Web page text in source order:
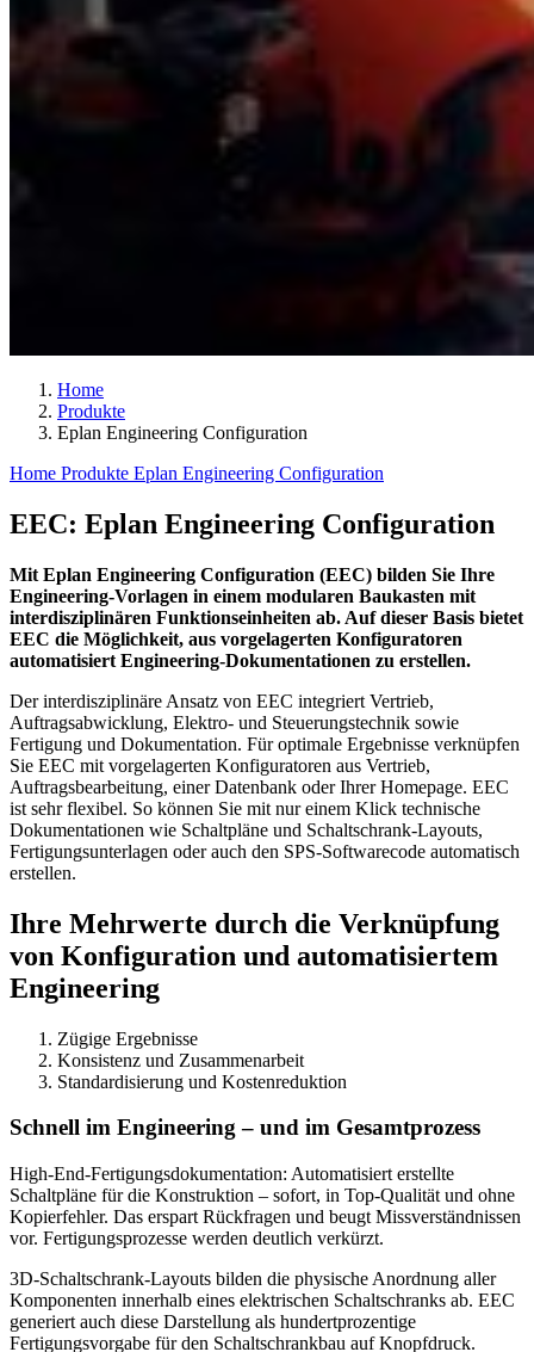
Home
Produkte
Eplan Engineering Configuration
Home Produkte Eplan Engineering Configuration
EEC: Eplan Engineering Configuration
Mit Eplan Engineering Configuration (EEC) bilden Sie Ihre
Engineering-Vorlagen in einem modularen Baukasten mit
interdisziplinären Funktionseinheiten ab. Auf dieser Basis bietet
EEC die Möglichkeit, aus vorgelagerten Konfiguratoren
automatisiert Engineering-Dokumentationen zu erstellen.
Der interdisziplinäre Ansatz von EEC integriert Vertrieb,
Auftragsabwicklung, Elektro- und Steuerungstechnik sowie
Fertigung und Dokumentation. Für optimale Ergebnisse verknüpfen
Sie EEC mit vorgelagerten Konfiguratoren aus Vertrieb,
Auftragsbearbeitung, einer Datenbank oder Ihrer Homepage. EEC
ist sehr flexibel. So können Sie mit nur einem Klick technische
Dokumentationen wie Schaltpläne und Schaltschrank-Layouts,
Fertigungsunterlagen oder auch den SPS-Softwarecode automatisch
erstellen.
Ihre Mehrwerte durch die Verknüpfung
von Konfiguration und automatisiertem
Engineering
Zügige Ergebnisse
Konsistenz und Zusammenarbeit
Standardisierung und Kostenreduktion
Schnell im Engineering – und im Gesamtprozess
High-End-Fertigungsdokumentation: Automatisiert erstellte
Schaltpläne für die Konstruktion – sofort, in Top-Qualität und ohne
Kopierfehler. Das erspart Rückfragen und beugt Missverständnissen
vor. Fertigungsprozesse werden deutlich verkürzt.
3D-Schaltschrank-Layouts bilden die physische Anordnung aller
Komponenten innerhalb eines elektrischen Schaltschranks ab. EEC
generiert auch diese Darstellung als hundertprozentige
Fertigungsvorgabe für den Schaltschrankbau auf Knopfdruck.